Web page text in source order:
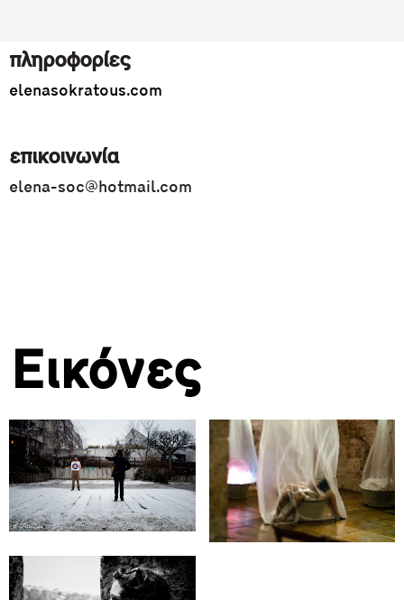
πληροφορίες
elenasokratous.com
επικοινωνία
elena-soc@hotmail.com
Εικόνες